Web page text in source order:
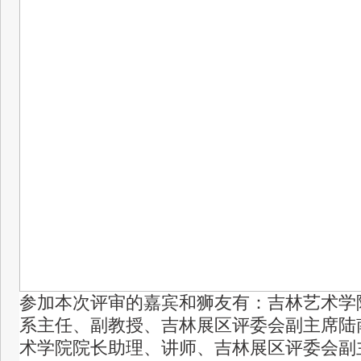
参加本次评审的嘉宾和狮友有：吉林艺术
系主任、副教授、吉林展区评委会副主席
术学院院长助理、讲师、吉林展区评委会